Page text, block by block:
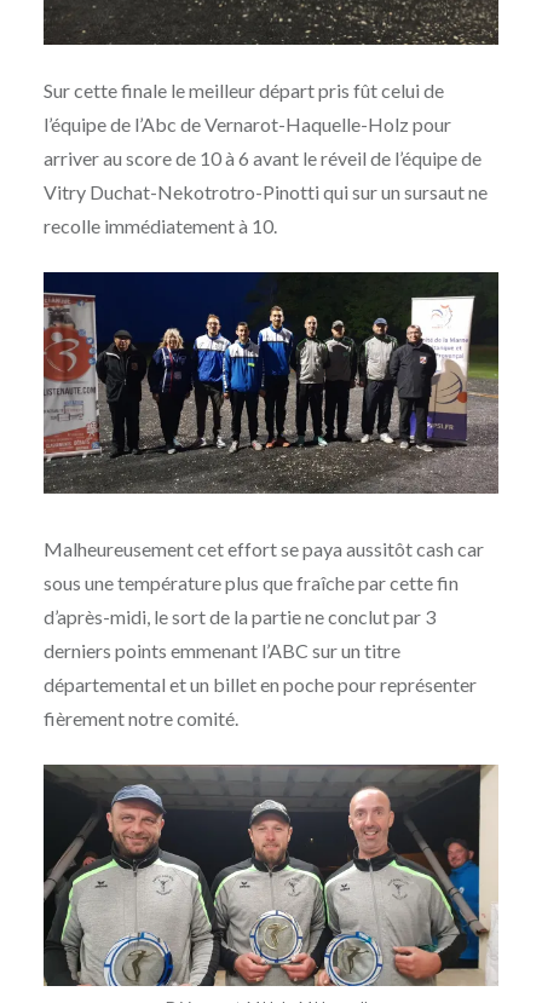
Sur cette finale le meilleur départ pris fût celui de
l’équipe de l’Abc de Vernarot-Haquelle-Holz pour
arriver au score de 10 à 6 avant le réveil de l’équipe de
Vitry Duchat-Nekotrotro-Pinotti qui sur un sursaut ne
recolle immédiatement à 10.
Malheureusement cet effort se paya aussitôt cash car
sous une température plus que fraîche par cette fin
d’après-midi, le sort de la partie ne conclut par 3
derniers points emmenant l’ABC sur un titre
départemental et un billet en poche pour représenter
fièrement notre comité.